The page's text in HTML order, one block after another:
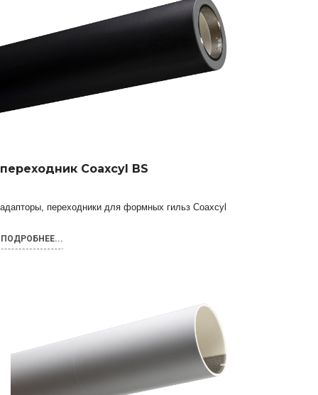
переходник Coaxcyl BS
адапторы, переходники для формных гильз Coaxcyl
ПОДРОБНЕЕ...